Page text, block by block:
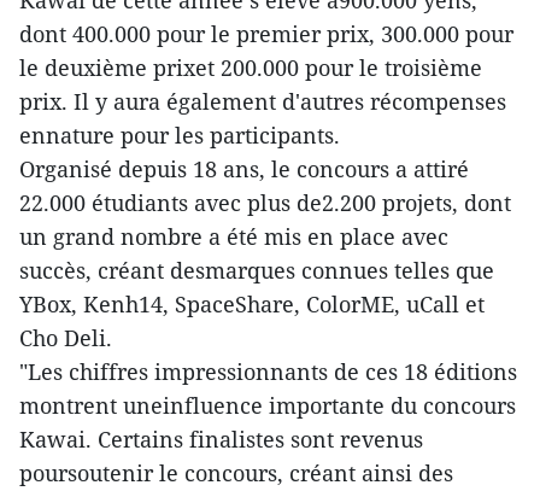
dont 400.000 pour le premier prix, 300.000 pour
le deuxième prixet 200.000 pour le troisième
prix. Il y aura également d'autres récompenses
ennature pour les participants.
Organisé depuis 18 ans, le concours a attiré
22.000 étudiants avec plus de2.200 projets, dont
un grand nombre a été mis en place avec
succès, créant desmarques connues telles que
YBox, Kenh14, SpaceShare, ColorME, uCall et
Cho Deli.
"Les chiffres impressionnants de ces 18 éditions
montrent uneinfluence importante du concours
Kawai. Certains finalistes sont revenus
poursoutenir le concours, créant ainsi des